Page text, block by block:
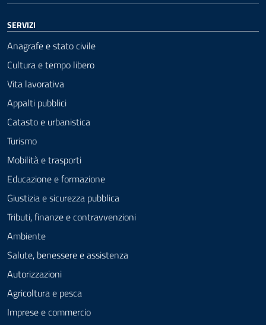
SERVIZI
Anagrafe e stato civile
Cultura e tempo libero
Vita lavorativa
Appalti pubblici
Catasto e urbanistica
Turismo
Mobilità e trasporti
Educazione e formazione
Giustizia e sicurezza pubblica
Tributi, finanze e contravvenzioni
Ambiente
Salute, benessere e assistenza
Autorizzazioni
Agricoltura e pesca
Imprese e commercio